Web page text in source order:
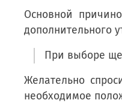
Основной
дополнительного
При выборе
Желательно
необходимое